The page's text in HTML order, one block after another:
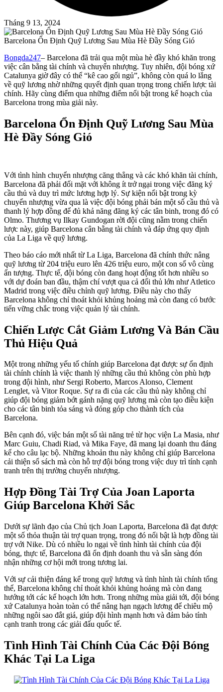
Tháng 9 13, 2024
Barcelona Ổn Định Quỹ Lương Sau Mùa Hè Đầy Sóng Gió
Bongda247– Barcelona đã trải qua một mùa hè đầy khó khăn trong
việc cân bằng tài chính và chuyển nhượng. Tuy nhiên, đội bóng xứ
Catalunya giờ đây có thể “kê cao gối ngủ”, không còn quá lo lắng
về quỹ lương nhờ những quyết định quan trọng trong chiến lược tài
chính. Hãy cùng điểm qua những điểm nổi bật trong kế hoạch của
Barcelona trong mùa giải này.
Barcelona Ổn Định Quỹ Lương Sau Mùa
Hè Đầy Sóng Gió
Với tình hình chuyển nhượng căng thẳng và các khó khăn tài chính,
Barcelona đã phải đối mặt với không ít trở ngại trong việc đăng ký
cầu thủ và duy trì mức lương hợp lý. Sự kiện nổi bật trong kỳ
chuyển nhượng vừa qua là việc đội bóng phải bán một số cầu thủ và
thanh lý hợp đồng để đủ khả năng đăng ký các tân binh, trong đó có
Olmo. Thương vụ Ilkay Gundogan rời đội cũng nằm trong chiến
lược này, giúp Barcelona cân bằng tài chính và đáp ứng quy định
của La Liga về quỹ lương.
Theo báo cáo mới nhất từ La Liga, Barcelona đã chính thức nâng
quỹ lương từ 204 triệu euro lên 426 triệu euro, một con số vô cùng
ấn tượng. Thực tế, đội bóng còn đang hoạt động tốt hơn nhiều so
với dự đoán ban đầu, thậm chí vượt qua cả đối thủ lớn như Atletico
Madrid trong việc điều chỉnh quỹ lương. Điều này cho thấy
Barcelona không chỉ thoát khỏi khủng hoảng mà còn đang có bước
tiến vững chắc trong việc quản lý tài chính.
Chiến Lược Cắt Giảm Lương Và Bán Cầu
Thủ Hiệu Quả
Một trong những yếu tố chính giúp Barcelona đạt được sự ổn định
tài chính chính là việc thanh lý những cầu thủ không còn phù hợp
trong đội hình, như Sergi Roberto, Marcos Alonso, Clement
Lenglet, và Vitor Roque. Sự ra đi của các cầu thủ này không chỉ
giúp đội bóng giảm bớt gánh nặng quỹ lương mà còn tạo điều kiện
cho các tân binh tỏa sáng và đóng góp cho thành tích của
Barcelona.
Bên cạnh đó, việc bán một số tài năng trẻ từ học viện La Masia, như
Marc Guiu, Chadi Riad, và Mika Faye, đã mang lại doanh thu đáng
kể cho câu lạc bộ. Những khoản thu này không chỉ giúp Barcelona
cải thiện sổ sách mà còn hỗ trợ đội bóng trong việc duy trì tính cạnh
tranh trên thị trường chuyển nhượng.
Hợp Đồng Tài Trợ Của Joan Laporta
Giúp Barcelona Khởi Sắc
Dưới sự lãnh đạo của Chủ tịch Joan Laporta, Barcelona đã đạt được
một số thỏa thuận tài trợ quan trọng, trong đó nổi bật là hợp đồng tài
trợ với Nike. Dù có nhiều lo ngại về tình hình tài chính của đội
bóng, thực tế, Barcelona đã ổn định doanh thu và sẵn sàng đón
nhận những cơ hội mới trong tương lai.
Với sự cải thiện đáng kể trong quỹ lương và tình hình tài chính tổng
thể, Barcelona không chỉ thoát khỏi khủng hoảng mà còn đang
hướng tới các kế hoạch lớn hơn. Trong những mùa giải tới, đội bóng
xứ Catalunya hoàn toàn có thể nâng hạn ngạch lương để chiêu mộ
những ngôi sao đắt giá, giúp đội hình mạnh hơn và đảm bảo tính
cạnh tranh trong các giải đấu quốc tế.
Tình Hình Tài Chính Của Các Đội Bóng
Khác Tại La Liga